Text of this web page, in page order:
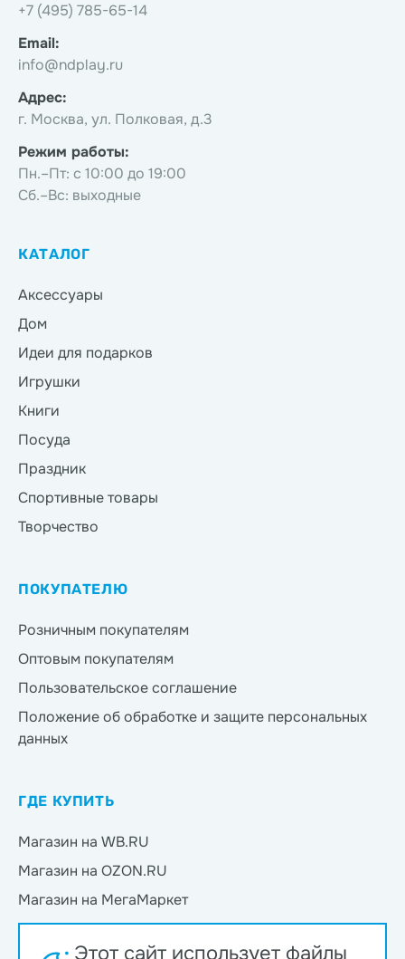
+7 (495) 785-65-14
Email:
info@ndplay.ru
Адрес:
г. Москва, ул. Полковая, д.3
Режим работы:
Пн.–Пт: с 10:00 до 19:00
Сб.–Вс: выходные
КАТАЛОГ
Аксессуары
Дом
Идеи для подарков
Игрушки
Книги
Посуда
Праздник
Спортивные товары
Творчество
ПОКУПАТЕЛЮ
Розничным покупателям
Оптовым покупателям
Пользовательское соглашение
Положение об обработке и защите персональных
данных
ГДЕ КУПИТЬ
Магазин на WB.RU
Магазин на OZON.RU
Магазин на МегаМаркет
Магазин на Яндекс.Маркет
Этот сайт использует файлы